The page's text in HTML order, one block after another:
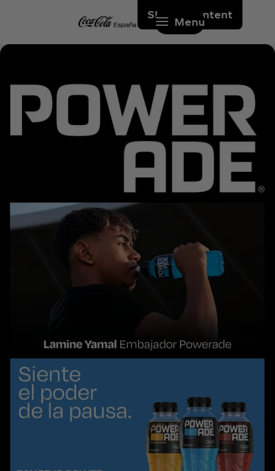
Skip to content
Menu